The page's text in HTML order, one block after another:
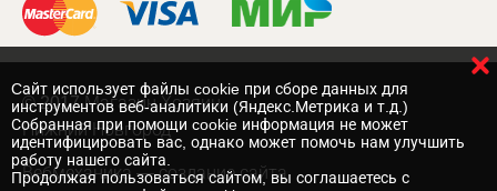
© 2017 Магазин Хозяин
Нижний Новгород
Вебмеханика — создание сайта
Cайт использует файлы cookie при сборе данных для
инструментов веб-аналитики (Яндекс.Метрика и т.д.)
Собранная при помощи cookie информация не может
идентифицировать вас, однако может помочь нам улучшить
работу нашего сайта.
Продолжая пользоваться сайтом, вы соглашаетесь с